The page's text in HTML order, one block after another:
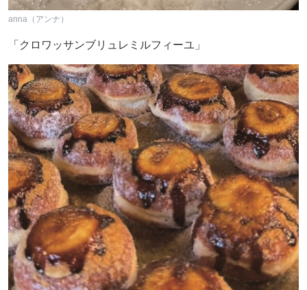
anna（アンナ）
「クロワッサンブリュレミルフィーユ」